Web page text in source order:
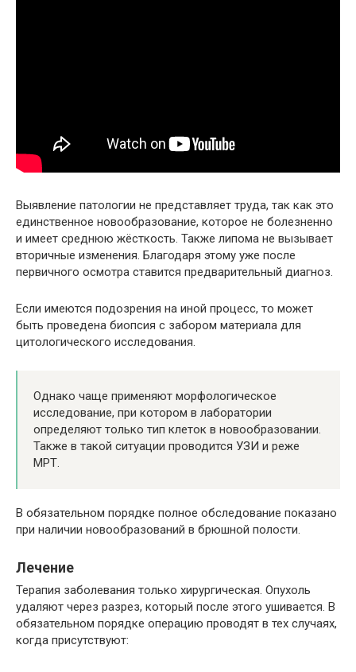
Выявление патологии не представляет труда, так как это
единственное новообразование, которое не болезненно
и имеет среднюю жёсткость. Также липома не вызывает
вторичные изменения. Благодаря этому уже после
первичного осмотра ставится предварительный диагноз.
Если имеются подозрения на иной процесс, то может
быть проведена биопсия с забором материала для
цитологического исследования.
Однако чаще применяют морфологическое
исследование, при котором в лаборатории
определяют только тип клеток в новообразовании.
Также в такой ситуации проводится УЗИ и реже
МРТ.
В обязательном порядке полное обследование показано
при наличии новообразований в брюшной полости.
Лечение
Терапия заболевания только хирургическая. Опухоль
удаляют через разрез, который после этого ушивается. В
обязательном порядке операцию проводят в тех случаях,
когда присутствуют: